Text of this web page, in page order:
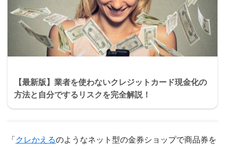
【最新版】業者を使わないクレジットカード現金化の
方法と自分でするリスクを完全解説！
「 クレかえるのようなネット型の金券ショップで商品券を